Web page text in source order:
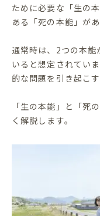
ために必要な「生の
ある「死の本能」が
通常時は、2つの本能
いると想定されてい
的な問題を引き起こ
「生の本能」と「死
く解説します。